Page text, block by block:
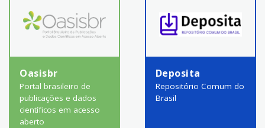
Oasisbr
Portal brasileiro de
publicações e dados
científicos em acesso
aberto
Deposita
Repositório Comum do
Brasil